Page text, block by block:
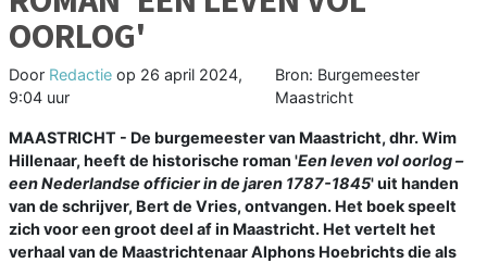
OORLOG'
Door Redactie op 26 april 2024,
9:04 uur
Bron: Burgemeester
Maastricht
MAASTRICHT - De burgemeester van Maastricht, dhr. Wim
Hillenaar, heeft de historische roman 'Een leven vol oorlog –
een Nederlandse officier in de jaren 1787-1845' uit handen
van de schrijver, Bert de Vries, ontvangen. Het boek speelt
zich voor een groot deel af in Maastricht. Het vertelt het
verhaal van de Maastrichtenaar Alphons Hoebrichts die als